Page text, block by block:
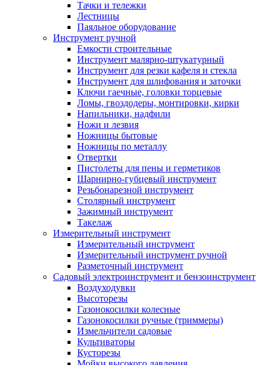
Тачки и тележки
Лестницы
Паяльное оборудование
Инструмент ручной
Емкости строительные
Инструмент малярно-штукатурный
Инструмент для резки кафеля и стекла
Инструмент для шлифования и заточки
Ключи гаечные, головки торцевые
Ломы, гвоздодеры, монтировки, кирки
Напильники, надфили
Ножи и лезвия
Ножницы бытовые
Ножницы по металлу
Отвертки
Пистолеты для пены и герметиков
Шарнирно-губцевый инструмент
Резьбонарезной инструмент
Столярный инструмент
Зажимный инструмент
Такелаж
Измерительный инструмент
Измерительный инструмент
Измерительный инструмент ручной
Разметочный инструмент
Садовый электроинструмент и бензоинструмент
Воздуходувки
Высоторезы
Газонокосилки колесные
Газонокосилки ручные (триммеры)
Измельчители садовые
Культиваторы
Кусторезы